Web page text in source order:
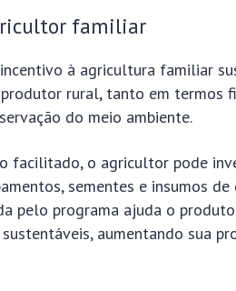
familiar
à agricultura familiar
rural, tanto em termos
do meio ambiente.
facilitado, o agricultor pode
sementes e insumos
pelo programa ajuda o
aumentando sua